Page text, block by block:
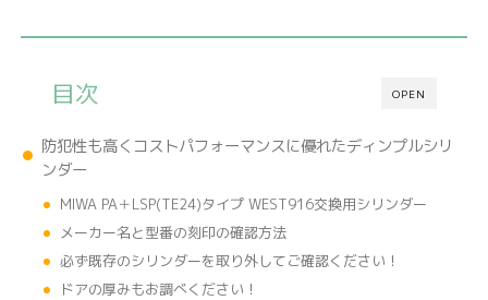
OPEN
目次
防犯性も高くコストパフォーマンスに優れたディンプルシリ
ンダー
MIWA PA＋LSP(TE24)タイプ WEST916交換用シリンダー
メーカー名と型番の刻印の確認方法
必ず既存のシリンダーを取り外してご確認ください！
ドアの厚みもお調べください！